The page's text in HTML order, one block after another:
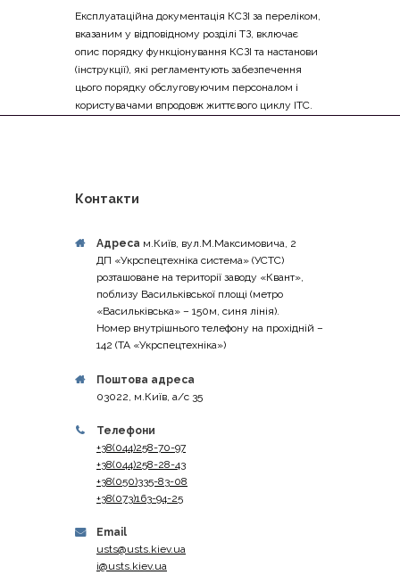
Екс­плу­а­та­цій­на доку­мен­та­ція КСЗІ за пере­лі­ком,
вка­за­ним у від­по­від­но­му роз­ді­лі ТЗ, вклю­чає
опис поряд­ку фун­кціо­ну­ва­н­ня КСЗІ та наста­но­ви
(інстру­кції), які регла­мен­ту­ють забез­пе­че­н­ня
цьо­го поряд­ку обслу­го­ву­ю­чим пер­со­на­лом і
кори­сту­ва­ча­ми впро­довж жит­тє­во­го циклу ІТС.
Контакти
Адреса м.Київ, вул.М.Максимовича, 2
ДП «Укрспецтехніка система» (УСТС)
розташоване на території заводу «Квант»,
поблизу Васильківської площі (метро
«Васильківська» – 150м, синя лінія).
Номер внутрішнього телефону на прохідній –
142 (ТА «Укрспецтехніка»)
Поштова адреса
03022, м.Київ, а/с 35
Телефони
+38(044)258-70-97
+38(044)258-28-43
+38(050)335-83-08
+38(073)163-94-25
Email
usts@usts.kiev.ua
i@usts.kiev.ua